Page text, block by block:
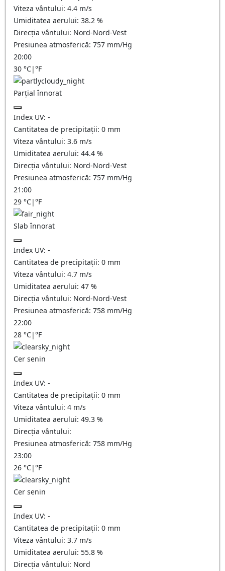
Viteza vântului: 4.4 m/s
Umiditatea aerului: 38.2 %
Direcția vântului: Nord-Nord-Vest
Presiunea atmosferică: 757 mm/Hg
20:00
30 °C|°F
Parțial înnorat
Index UV: -
Cantitatea de precipitații: 0 mm
Viteza vântului: 3.6 m/s
Umiditatea aerului: 44.4 %
Direcția vântului: Nord-Nord-Vest
Presiunea atmosferică: 757 mm/Hg
21:00
29 °C|°F
Slab înnorat
Index UV: -
Cantitatea de precipitații: 0 mm
Viteza vântului: 4.7 m/s
Umiditatea aerului: 47 %
Direcția vântului: Nord-Nord-Vest
Presiunea atmosferică: 758 mm/Hg
22:00
28 °C|°F
Cer senin
Index UV: -
Cantitatea de precipitații: 0 mm
Viteza vântului: 4 m/s
Umiditatea aerului: 49.3 %
Direcția vântului:
Presiunea atmosferică: 758 mm/Hg
23:00
26 °C|°F
Cer senin
Index UV: -
Cantitatea de precipitații: 0 mm
Viteza vântului: 3.7 m/s
Umiditatea aerului: 55.8 %
Direcția vântului: Nord